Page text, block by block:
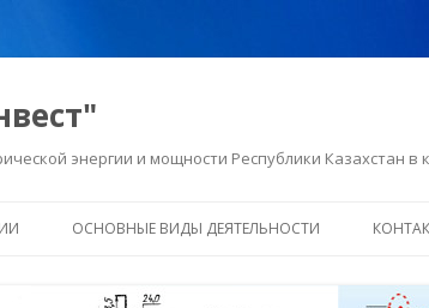
энергии и мощности Республики Казахстан
ОСНОВНЫЕ ВИДЫ ДЕЯТЕЛЬНОСТИ